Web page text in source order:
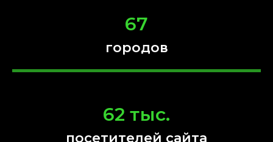
67
городов
62 тыс.
посетителей сайта